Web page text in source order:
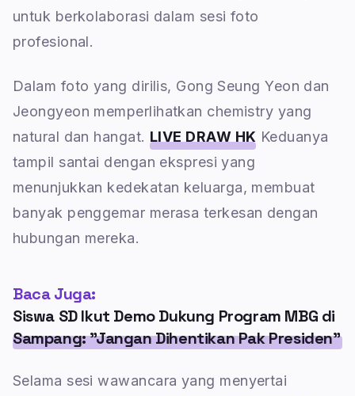
untuk berkolaborasi dalam sesi foto
profesional.
Dalam foto yang dirilis, Gong Seung Yeon dan
Jeongyeon memperlihatkan chemistry yang
natural dan hangat. LIVE DRAW HK Keduanya
tampil santai dengan ekspresi yang
menunjukkan kedekatan keluarga, membuat
banyak penggemar merasa terkesan dengan
hubungan mereka.
Baca Juga:
Siswa SD Ikut Demo Dukung Program MBG di
Sampang: "Jangan Dihentikan Pak Presiden"
Selama sesi wawancara yang menyertai